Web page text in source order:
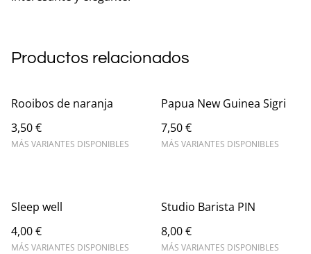
Productos relacionados
Rooibos de naranja
3,50 €
MÁS VARIANTES DISPONIBLES
Papua New Guinea Sigri
7,50 €
MÁS VARIANTES DISPONIBLES
Sleep well
4,00 €
MÁS VARIANTES DISPONIBLES
Studio Barista PIN
8,00 €
MÁS VARIANTES DISPONIBLES